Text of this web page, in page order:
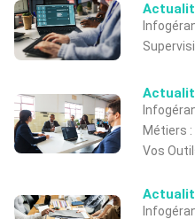
Métiers :
Vos